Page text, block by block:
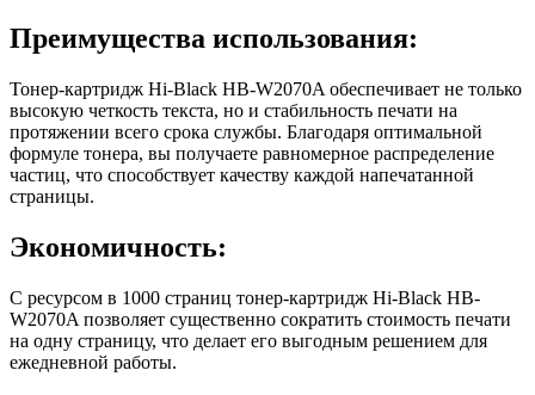
Преимущества использования:
Тонер-картридж Hi-Black HB-W2070A обеспечивает не только
высокую четкость текста, но и стабильность печати на
протяжении всего срока службы. Благодаря оптимальной
формуле тонера, вы получаете равномерное распределение
частиц, что способствует качеству каждой напечатанной
страницы.
Экономичность:
С ресурсом в 1000 страниц тонер-картридж Hi-Black HB-
W2070A позволяет существенно сократить стоимость печати
на одну страницу, что делает его выгодным решением для
ежедневной работы.